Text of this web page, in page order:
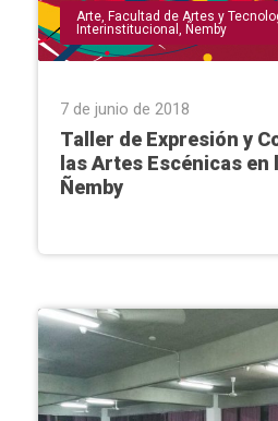
Arte, Facultad de Artes y
Interinstitucional , Ñemby
7 de junio de 2018
Taller de Expresión y
las Artes Escénicas en
Ñemby